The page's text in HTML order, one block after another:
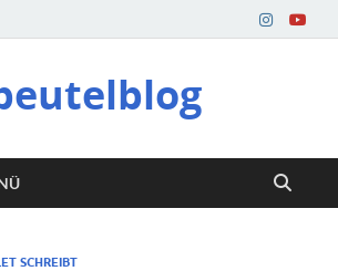
SCHREIBT